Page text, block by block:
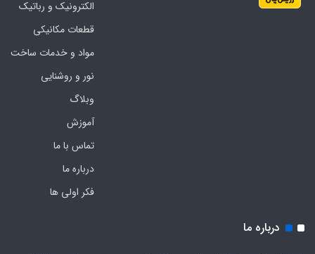
الکترونیک و رباتیک
قطعات مکانیکی
مواد و خدمات ساخت
نور و روشنایی
وبلاگ
آموزش
تماس با ما
درباره ما
فکر اولی ها
درباره ما